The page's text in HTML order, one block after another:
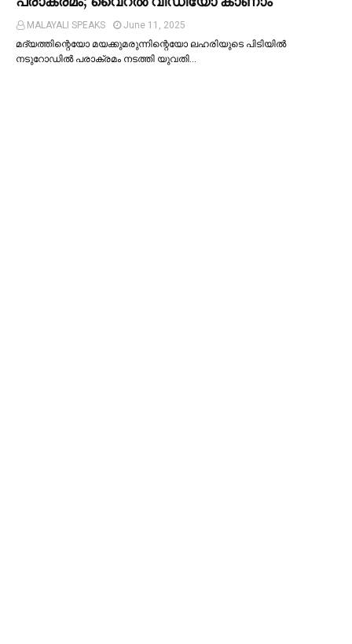
MALAYALI SPEAKS
June 11, 2025
മദ്യത്തിന്റെയോ മയക്കുമരുന്നിന്റെയോ ലഹരിയുടെ പിടിയില്‍
നടുറോഡില്‍ പരാക്രമം നടത്തി യുവതി…